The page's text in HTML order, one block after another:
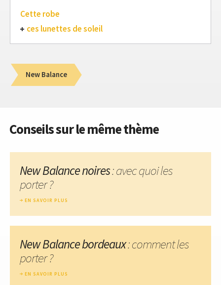
Cette robe
ces lunettes de soleil
New Balance
Conseils sur le même thème
New Balance noires: avec quoi les
porter ?
EN SAVOIR PLUS
New Balance bordeaux: comment les
porter ?
EN SAVOIR PLUS